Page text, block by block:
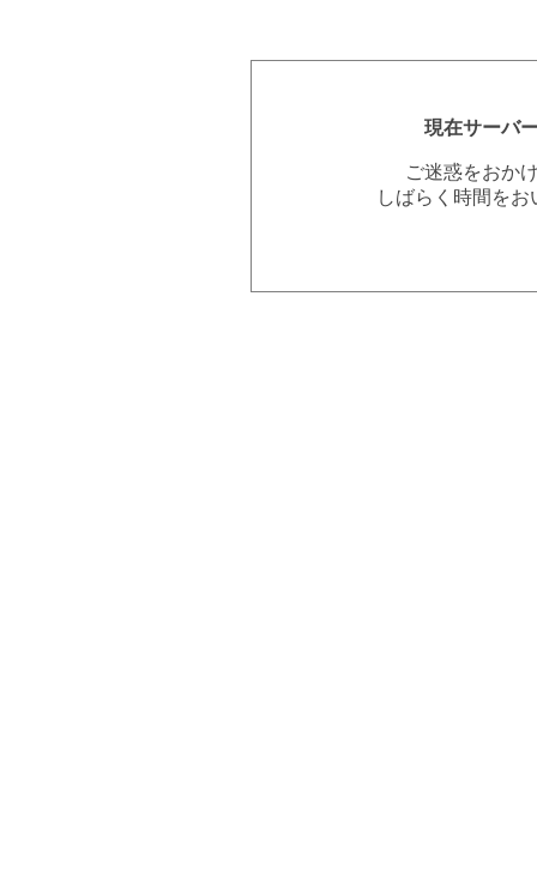
現在サーバ
ご迷惑をおか
しばらく時間を